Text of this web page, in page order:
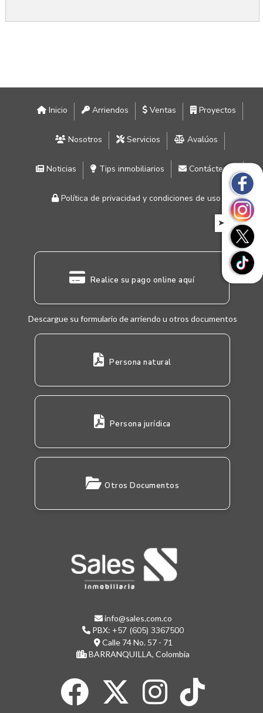
Inicio Arriendos Ventas Proyectos
Nosotros Servicios Avalúos
Noticias Tips inmobiliarios Contáctenos
Política de privacidad y condiciones de uso
Realice su pago online aquí
Descargue su formulario de arriendo u otros documentos
Persona natural
Persona jurídica
Otros Documentos
info@sales.com.co
PBX: +57 (605) 3367500
Calle 74 No. 57 - 71
BARRANQUILLA, Colombia
➤